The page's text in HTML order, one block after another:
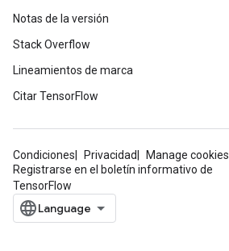
Notas de la versión
Stack Overflow
Lineamientos de marca
Citar TensorFlow
Condiciones Privacidad
Manage cookies
Registrarse en el boletín informativo de
TensorFlow